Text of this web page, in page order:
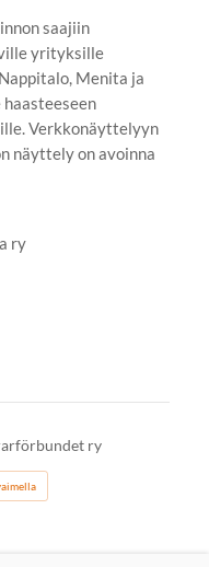
saajiin
yrityksille
Menita ja
Verkkonäyttelyyn
näyttely on avoinna
ry
ry